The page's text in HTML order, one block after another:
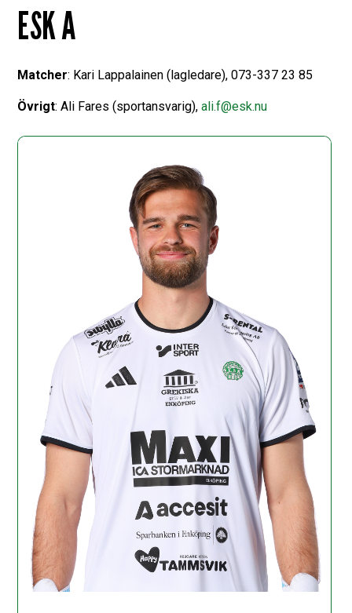
ESK A
Matcher: Kari Lappalainen (lagledare), 073-337 23 85
Övrigt: Ali Fares (sportansvarig),ali.f@esk.nu